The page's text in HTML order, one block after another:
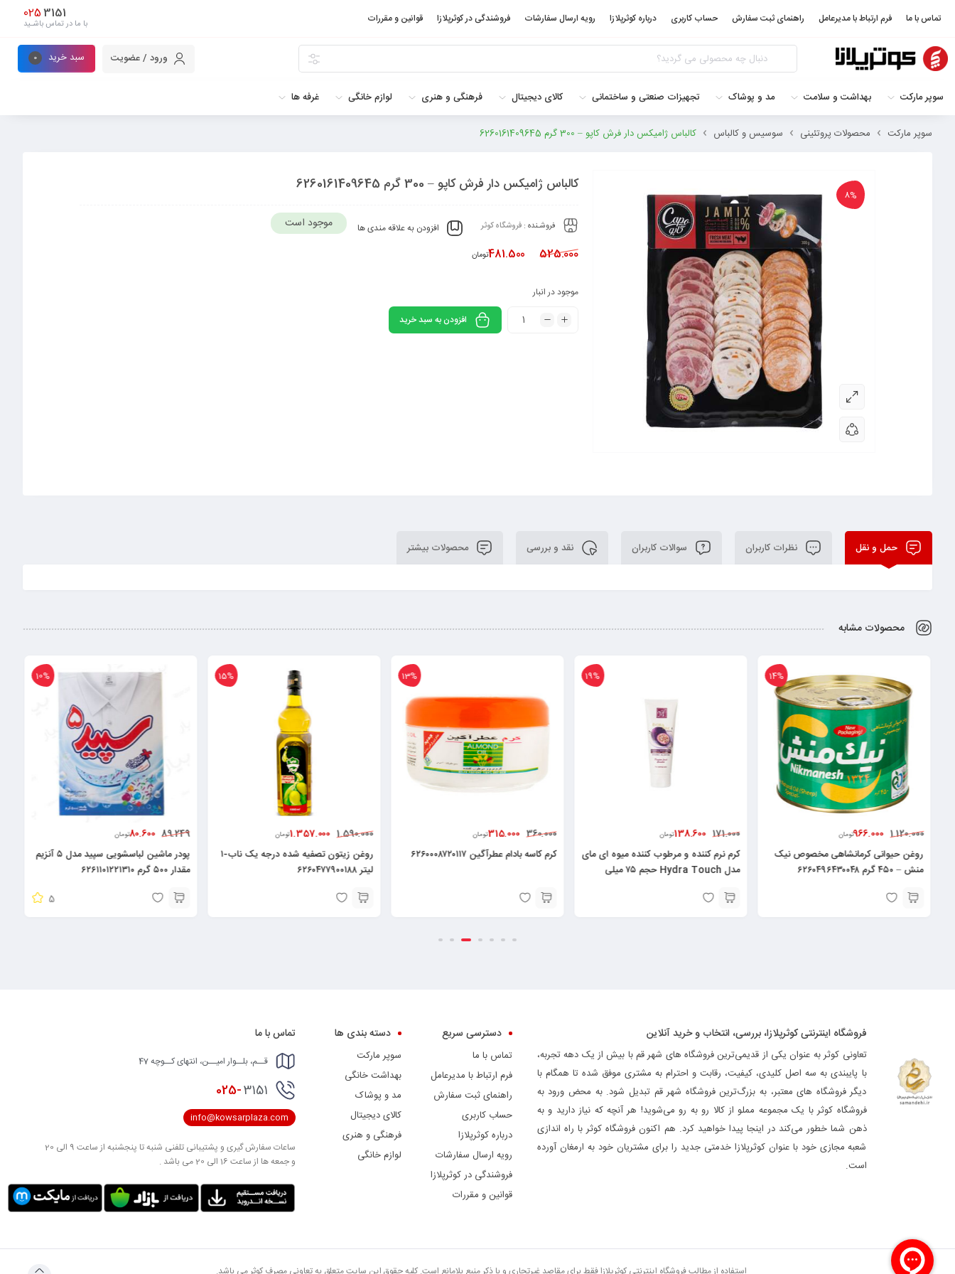
تماس با ما فرم ارتباط با مدیرعامل راهنمای ثبت سفارش حساب کاربری درباره کوثرپلازا رویه ارسال سفارشات فروشندگی در کوثرپلازا قوانین و مقررات 3151
025
با ما در تماس باشـید
ورود / عضویت سبد خرید 0
سوپر مارکت بهداشت و سلامت مد و پوشاک تجهیزات صنعتی و ساختمانی کالای دیجیتال فرهنگی و هنری لوازم خانگی غرفه ها
سوپر مارکت محصولات پروتئینی سوسیس و کالباس کالباس ژامیکس دار فرش کاپو – 300 گرم 6260161409645
8%
کالباس ژامیکس دار فرش کاپو – 300 گرم 6260161409645
فروشـنده : فروشگاه کوثر افزودن به علاقه مندی ها موجود است
525.000
481.500تومان
موجود در انبار
افزودن به سبد خرید
حمل و نقل نظرات کاربران سوالات کاربران نقد و بررسی محصولات بیشتر
محصولات مشابه
14%
1.120.000
966.000تومان
روغن حیوانی کرمانشاهی مخصوص نیک
منش – ۴۵۰ گرم ۶۲۶۰۴۹۶۴۳۰۰۴۸
19%
171.000
138.600تومان
کرم نرم کننده و مرطوب کننده میوه ای مای
مدل Hydra Touch حجم ۷۵ میلی
13%
360.000
315.000تومان
کرم کاسه بادام عطرآگین ۶۲۶۰۰۰۸۷۲۰۱۱۷
15%
1.590.000
1.357.000تومان
روغن زیتون تصفیه شده درجه یک ناب-۱
لیتر ۶۲۶۰۴۷۷۹۰۰۱۸۸
10%
89.249
80.600تومان
پودر ماشین لباسشویی سپید مدل ۵ آنزیم
مقدار ۵۰۰ گرم ۶۲۶۱۱۰۱۲۲۱۳۱۰
5
فروشگاه اینترنتی کوثرپلازا، بررسی، انتخاب و خرید آنلاین
تعاونی کوثر به عنوان یکی از قدیمی‌ترین فروشگاه های شهر قم با بیش از یک دهه تجربه،
با پایبندی به سه اصل کلیدی، کیفیت، رقابت و احترام به مشتری موفق شده تا همگام با
دیگر فروشگاه های معتبر، به بزرگ‌ترین فروشگاه شهر قم تبدیل شود. به محض ورود به
فروشگاه کوثر با یک مجموعه مملو از کالا رو به رو می‌شوید! هر آنچه که نیاز دارید و به
ذهن شما خطور می‌کند در اینجا پیدا خواهید کرد. هم اکنون فروشگاه کوثر با راه اندازی
شعبه مجازی خود با عنوان کوثرپلازا خدمتی جدید را برای مشتریان خود به ارمغان آورده
است.
دسترسی سریع
تماس با ما
فرم ارتباط با مدیرعامل
راهنمای ثبت سفارش
حساب کاربری
درباره کوثرپلازا
رویه ارسال سفارشات
فروشندگی در کوثرپلازا
قوانین و مقررات
دسته بندی ها
سوپر مارکت
بهداشت خانگی
مد و پوشاک
کالای دیجیتال
فرهنگی و هنری
لوازم خانگی
تماس با ما
قــم، بلــوار امیــن، انتهای کــوچه 47
025-3151
info@kowsarplaza.com
ساعات سفارش گیری و پشتیبانی تلفنی شنبه تا پنجشنبه از ساعت 9 الی 20
و جمعه ها از ساعت 16 الی 20 می باشد .
استفاده از مطالب فروشگاه اینترنتی کوثرپلازا فقط برای مقاصد غیرتجاری و با ذکر منبع بلامانع است. کلیه حقوق این سایت متعلق به تعاونی مصرف کوثر می باشد.